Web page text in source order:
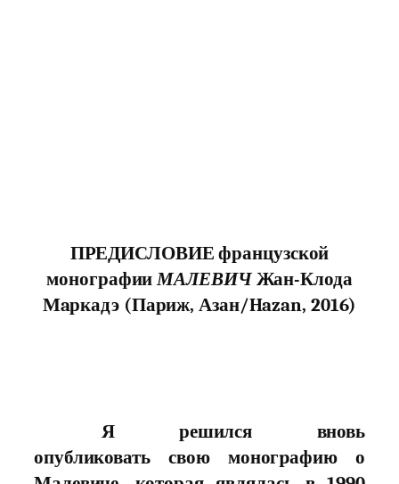
ПРЕДИСЛОВИЕ французской
монографии МАЛЕВИЧ Жан-Клода
Мaркадэ (Париж, Азан/Hazan, 2016)
Я решился вновь
опубликовать свою моногpафию о